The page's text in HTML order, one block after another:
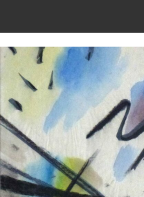
SECHS
ÜBER MEINE